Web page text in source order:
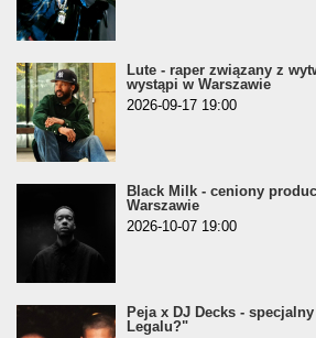
Lute - raper związany z
wystąpi w Warszawie
2026-09-17 19:00
Black Milk - ceniony
Warszawie
2026-10-07 19:00
Peja x DJ Decks -
Legalu?"